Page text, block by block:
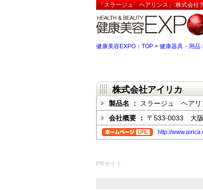
「スラージュ ヘアリンス」:株式会社
健康美容EXPO：TOP > 健康器具・用品
株式会社アイリカ
製品名 ：
スラージュ ヘアリ
会社概要 ： 〒533-0033 大阪
http://
PRサイト